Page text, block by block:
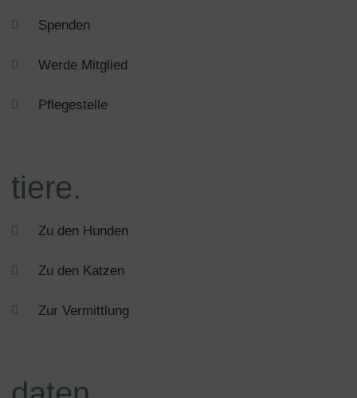
Spenden
Werde Mitglied
Pflegestelle
tiere.
Zu den Hunden
Zu den Katzen
Zur Vermittlung